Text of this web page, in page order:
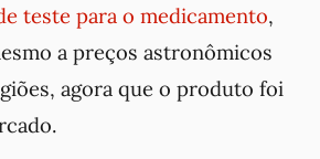
teste para o medicamento,
a preços astronômicos
agora que o produto foi